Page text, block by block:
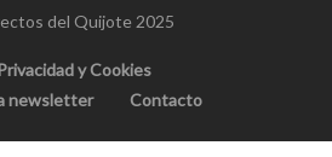
del Quijote 2025
y Cookies
newsletter
Contacto